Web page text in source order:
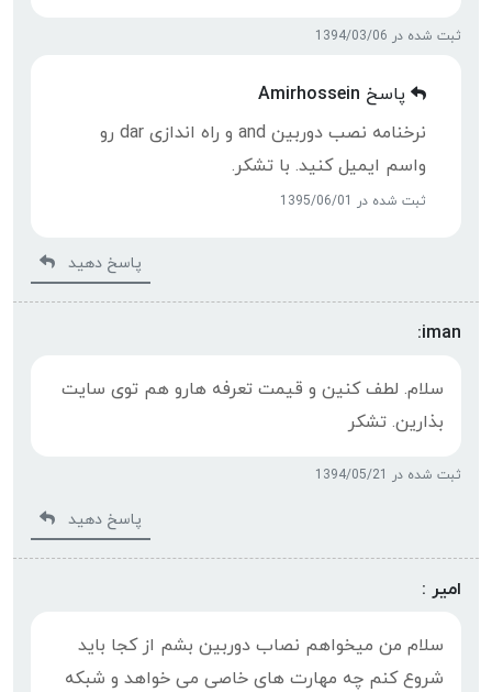
ثبت شده در 1394/03/06
پاسخ Amirhossein
نرخنامه نصب دوربین and و راه اندازی dar رو
واسم ایمیل کنید. با تشکر.
ثبت شده در 1395/06/01
پاسخ دهید
iman:
سلام. لطف کنین و قیمت تعرفه هارو هم توی سایت
بذارین. تشکر
ثبت شده در 1394/05/21
پاسخ دهید
امیر :
سلام من میخواهم نصاب دوربین بشم از کجا باید
شروع کنم چه مهارت های خاصی می خواهد و شبکه